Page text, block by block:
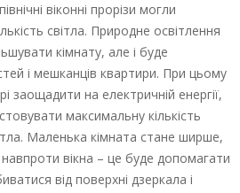
віконні прорізи могли
світла. Природне освітлення
кімнату, але і буде
і мешканців квартири. При цьому
заощадити на електричній енергії,
максимальну кількість
Маленька кімната стане ширше,
вікна – це буде допомагати
від поверхні дзеркала і